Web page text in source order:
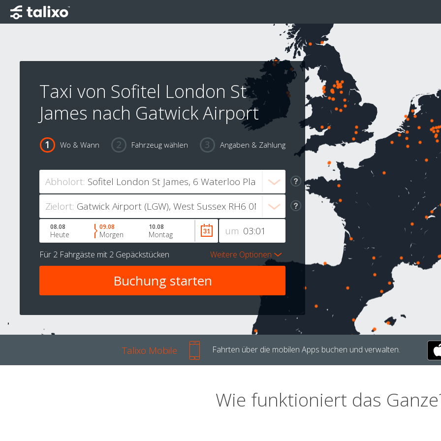
Taxi von Sofitel London St
James nach Gatwick Airport
Wo & Wann Fahrzeug wählen Angaben & Zahlung
Abholort:
Zielort:
um
08.08
Heute
09.08
Morgen
10.08
Montag
Für 2 Fahrgäste mit 2 Gepäckstücken Weitere Optionen
Talixo Mobile Fahrten über die mobilen Apps buchen und verwalten.
Wie funktioniert das